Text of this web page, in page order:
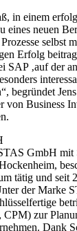
in einem
eines neuen
selbst
Erfolg
SAP ‚auf der
begründet
von Business
GmbH mit
tätig und seit
der Marke
zur
Dank